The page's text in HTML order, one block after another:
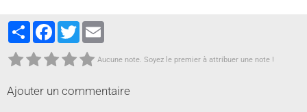
PartagerFacebook
Twitter
Aucune note. Soyez le premier à attribuer une note !
Ajouter un commentaire